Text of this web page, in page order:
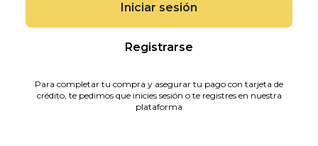
Iniciar sesión
Registrarse
Para completar tu compra y asegurar tu pago con tarjeta de
crédito, te pedimos que inicies sesión o te registres en nuestra
plataforma